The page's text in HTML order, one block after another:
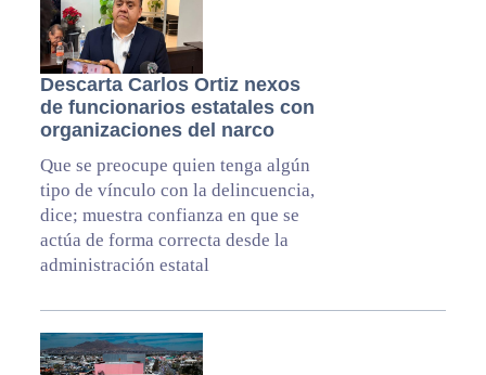
Descarta Carlos Ortiz nexos
de funcionarios estatales con
organizaciones del narco
Que se preocupe quien tenga algún
tipo de vínculo con la delincuencia,
dice; muestra confianza en que se
actúa de forma correcta desde la
administración estatal